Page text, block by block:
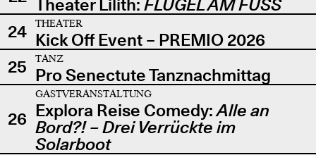
Theater Lilith: FLÜGEL AM FUSS
24
THEATER
Kick Off Event – PREMIO 2026
25
TANZ
Pro Senectute Tanznachmittag
26
GASTVERANSTALTUNG
Explora Reise Comedy:Alle an
Bord?! – Drei Verrückte im
Solarboot